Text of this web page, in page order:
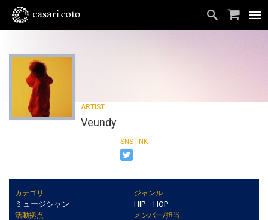
Veundy
カテゴリ
ミュージシャン
ジャンル
HIP HOP
活動拠点 メンバー/担当